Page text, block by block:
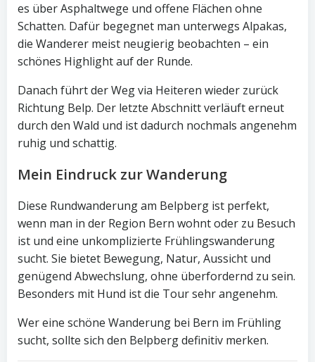
es über Asphaltwege und offene Flächen ohne
Schatten. Dafür begegnet man unterwegs Alpakas,
die Wanderer meist neugierig beobachten – ein
schönes Highlight auf der Runde.
Danach führt der Weg via Heiteren wieder zurück
Richtung Belp. Der letzte Abschnitt verläuft erneut
durch den Wald und ist dadurch nochmals angenehm
ruhig und schattig.
Mein Eindruck zur Wanderung
Diese Rundwanderung am Belpberg ist perfekt,
wenn man in der Region Bern wohnt oder zu Besuch
ist und eine unkomplizierte Frühlingswanderung
sucht. Sie bietet Bewegung, Natur, Aussicht und
genügend Abwechslung, ohne überfordernd zu sein.
Besonders mit Hund ist die Tour sehr angenehm.
Wer eine schöne Wanderung bei Bern im Frühling
sucht, sollte sich den Belpberg definitiv merken.